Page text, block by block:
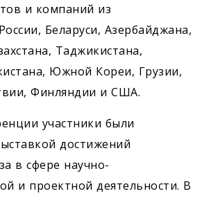
и компаний из
Беларуси, Азербайджана,
Таджикистана,
Южной Кореи, Грузии,
Финляндии и США.
участники были
достижений
в сфере научно-
и проектной деятельности. В